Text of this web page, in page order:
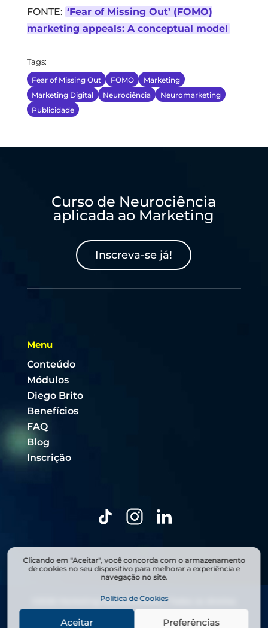
Clicando em "Aceitar", você concorda com o armazenamento
de cookies no seu dispositivo para melhorar a experiência e
navegação no site.
Política de Cookies
Aceitar Preferências
FONTE: ‘Fear of Missing Out’ (FOMO)
marketing appeals: A conceptual model
Tags:
Fear of Missing Out FOMO
Marketing
Marketing Digital
Neurociência
Neuromarketing
Publicidade
Curso de Neurociência
aplicada ao Marketing
Inscreva-se já!
Menu
Conteúdo
Módulos
Diego Brito
Benefícios
FAQ
Blog
Inscrição
Marketing Neurocientífico | Todos os direitos
estão reservados.